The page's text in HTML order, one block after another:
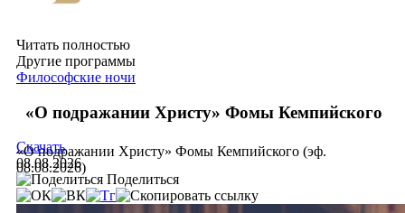
Читать полностью
Другие программы
Философские ночи
«О подражании Христу» Фомы Кемпийского
«О подражании Христу» Фомы Кемпийского (эф.
08.08.2026)
Скачать
08.08.2026
Поделиться